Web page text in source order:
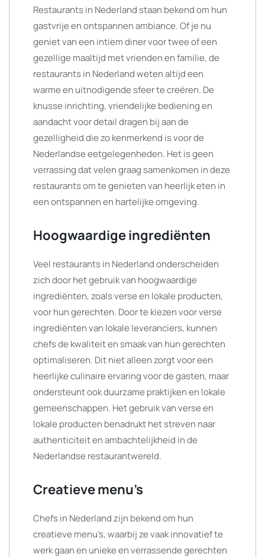
Restaurants in Nederland staan bekend om hun
gastvrije en ontspannen ambiance. Of je nu
geniet van een intiem diner voor twee of een
gezellige maaltijd met vrienden en familie, de
restaurants in Nederland weten altijd een
warme en uitnodigende sfeer te creëren. De
knusse inrichting, vriendelijke bediening en
aandacht voor detail dragen bij aan de
gezelligheid die zo kenmerkend is voor de
Nederlandse eetgelegenheden. Het is geen
verrassing dat velen graag samenkomen in deze
restaurants om te genieten van heerlijk eten in
een ontspannen en hartelijke omgeving.
Hoogwaardige ingrediënten
Veel restaurants in Nederland onderscheiden
zich door het gebruik van hoogwaardige
ingrediënten, zoals verse en lokale producten,
voor hun gerechten. Door te kiezen voor verse
ingrediënten van lokale leveranciers, kunnen
chefs de kwaliteit en smaak van hun gerechten
optimaliseren. Dit niet alleen zorgt voor een
heerlijke culinaire ervaring voor de gasten, maar
ondersteunt ook duurzame praktijken en lokale
gemeenschappen. Het gebruik van verse en
lokale producten benadrukt het streven naar
authenticiteit en ambachtelijkheid in de
Nederlandse restaurantwereld.
Creatieve menu’s
Chefs in Nederland zijn bekend om hun
creatieve menu’s, waarbij ze vaak innovatief te
werk gaan en unieke en verrassende gerechten